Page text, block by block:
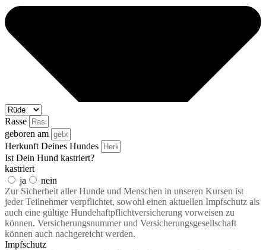
Rasse
geboren am
Herkunft Deines Hundes
Ist Dein Hund kastriert?
kastriert
ja
nein
Zur Sicherheit aller Hunde und Menschen in unseren Kursen ist
jeder Teilnehmer verpflichtet, sowohl einen aktuellen Impfschutz als
auch eine gültige Hundehaftpflichtversicherung vorweisen zu
können. Versicherungsnummer und Versicherungsgesellschaft
können auch nachgereicht werden.
Impfschutz